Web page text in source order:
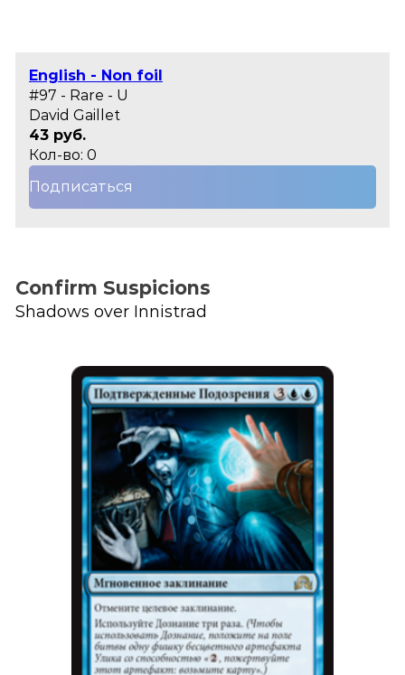
English - Non foil
#97 - Rare - U
David Gaillet
43 руб.
Кол-во: 0
Подписаться
Confirm Suspicions
Shadows over Innistrad